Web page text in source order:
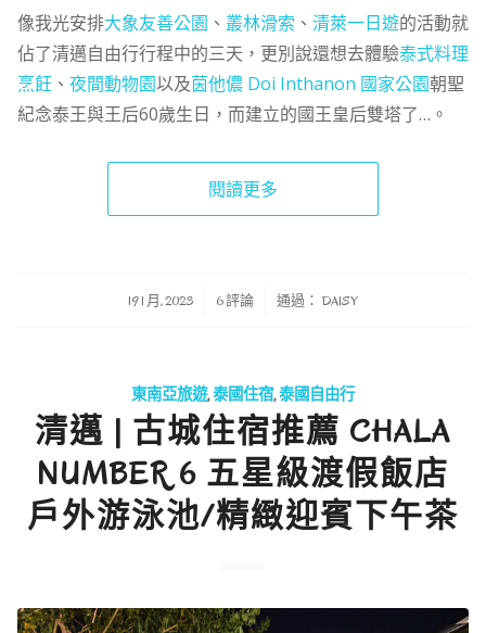
像我光安排大象友善公園 、 叢林滑索 、 清萊一日遊的活動就
佔了清邁自由行行程中的三天，更別說還想去體驗泰式料理
烹飪、 夜間動物園以及茵他儂 Doi Inthanon 國家公園朝聖
紀念泰王與王后60歲生日，而建立的國王皇后雙塔了…。
閱讀更多
19 1 月, 2023
/ 6 評論 通過： DAISY
東南亞旅遊,泰國住宿,泰國自由行
清邁 | 古城住宿推薦 CHALA
NUMBER 6 五星級渡假飯店
戶外游泳池/精緻迎賓下午茶